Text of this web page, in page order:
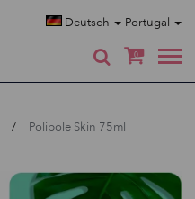
Deutsch Portugal
0
Polipole Skin 75ml